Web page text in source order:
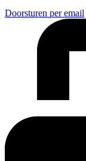
Doorsturen per email